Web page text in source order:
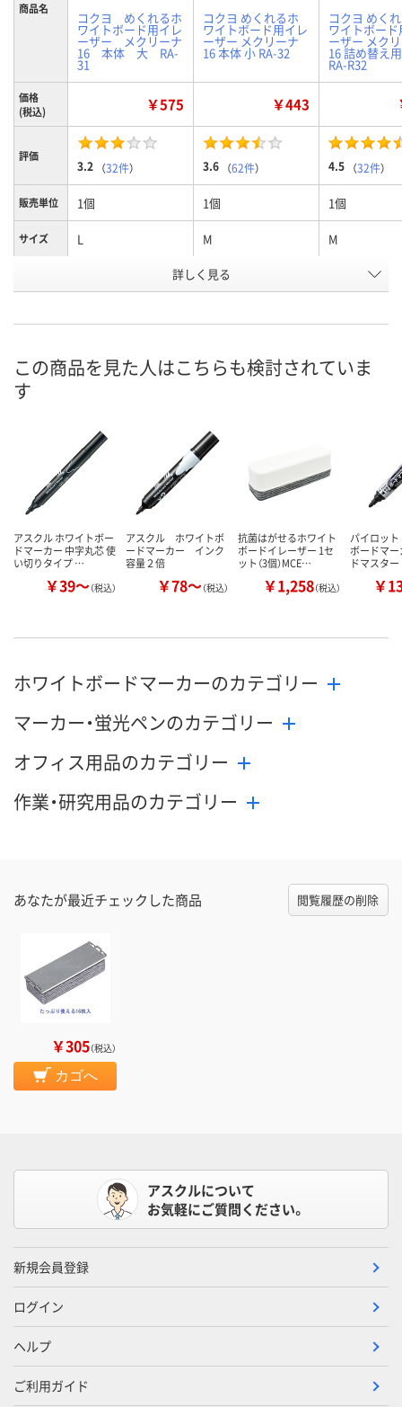
商品名
コクヨ めくれるホ
ワイトボード用イレ
ーザー メクリーナ
16 本体 大 RA-
31
コクヨ めくれるホ
ワイトボード用イレ
ーザー メクリーナ
16 本体 小 RA-32
コクヨ めく
ワイトボー
ーザー メク
16 詰め替え
RA-R32
価格
(税込)
￥575 ￥443
評価
3.2 （32件） 3.6 （62件） 4.5 （32件）
販売単位 1個 1個 1個
サイズ L M M
本体
号
お届け日
数量
カゴへ
数量
カゴへ カ
詳しく見る
この商品を見た人はこちらも検討されていま
す
アスクル ホワイトボー
ドマーカー 中字丸芯 使
い切りタイプ …
￥39～（税込）
アスクル ホワイトボ
ードマーカー インク
容量２倍
￥78～（税込）
抗菌はがせるホワイト
ボードイレーザー 1セ
ット（3個）MCE…
￥1,258（税込）
パイロッ
ボードマ
ドマスタ
￥
ホワイトボードマーカーのカテゴリー
マーカー・蛍光ペンのカテゴリー
オフィス用品のカテゴリー
作業・研究用品のカテゴリー
あなたが最近チェックした商品 閲覧履歴の削除
￥305（税込）
カゴへ
アスクルについて
お気軽にご質問ください。
新規会員登録
ログイン
ヘルプ
ご利用ガイド